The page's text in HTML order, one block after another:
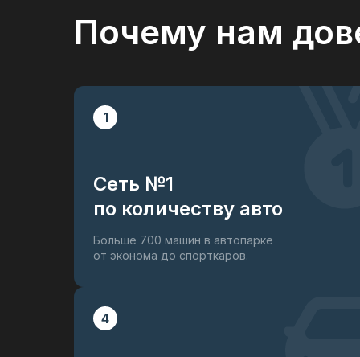
Электро-регулировка руля
Бесключевой доступ
Адаптивный круиз-контроль
Электропривод багажника
Почему нам
1
Сеть №1
по количеству авто
Больше 700 машин в автопарке
от эконома до спорткаров.
4